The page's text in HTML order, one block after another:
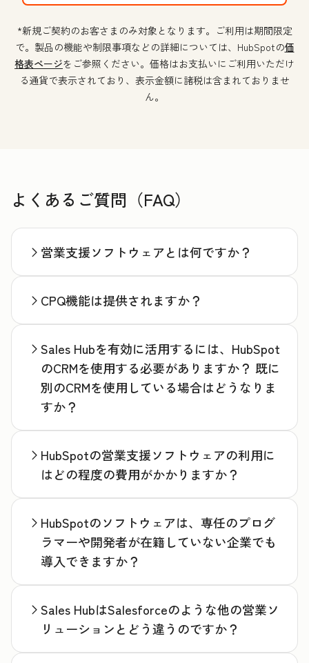
*新規ご契約のお客さまのみ対象となります。ご利用は期間限定
で。製品の機能や制限事項などの詳細については、HubSpotの価
格表ページをご参照ください。価格はお支払いにご利用いただけ
る通貨で表示されており、表示金額に諸税は含まれておりませ
ん。
よくあるご質問（FAQ）
営業支援ソフトウェアとは何ですか？
CPQ機能は提供されますか？
Sales Hubを有効に活用するには、HubSpot
のCRMを使用する必要がありますか？ 既に
別のCRMを使用している場合はどうなりま
すか？
HubSpotの営業支援ソフトウェアの利用に
はどの程度の費用がかかりますか？
HubSpotのソフトウェアは、専任のプログ
ラマーや開発者が在籍していない企業でも
導入できますか？
Sales HubはSalesforceのような他の営業ソ
リューションとどう違うのですか？